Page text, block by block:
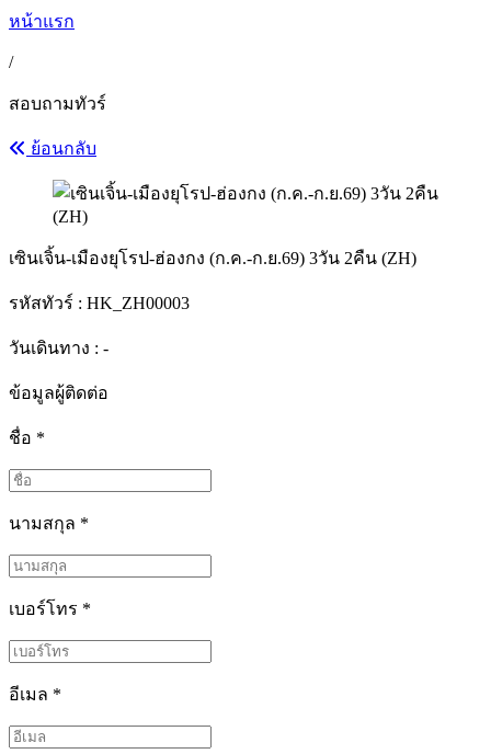
หน้าแรก
/
สอบถามทัวร์
ย้อนกลับ
เซินเจิ้น-เมืองยุโรป-ฮ่องกง (ก.ค.-ก.ย.69) 3วัน 2คืน (ZH)
รหัสทัวร์ : HK_ZH00003
วันเดินทาง : -
ข้อมูลผู้ติดต่อ
ชื่อ *
นามสกุล *
เบอร์โทร *
อีเมล *